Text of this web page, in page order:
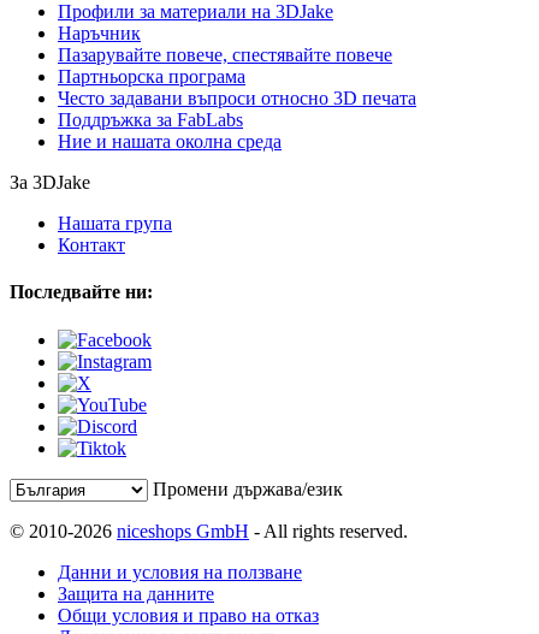
Профили за материали на 3DJake
Наръчник
Пазарувайте повече, спестявайте повече
Партньорска програма
Често задавани въпроси относно 3D печата
Поддръжка за FabLabs
Ние и нашата околна среда
За 3DJake
Нашата група
Контакт
Последвайте ни:
Промени държава/език
© 2010-2026 niceshops GmbH - All rights reserved.
Данни и условия на ползване
Защита на данните
Общи условия и право на отказ